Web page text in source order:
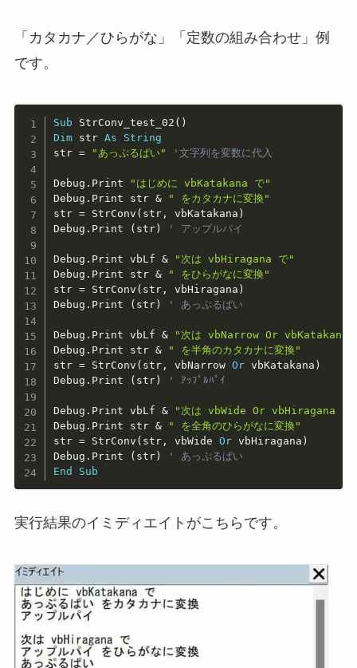
「カタカナ／ひらがな」「定数の組み合わせ」例
です。
Sub StrConv_test_02 ( )
Dim str As
String
str = "あっぷるぱい" '文字列を変数に代入
Debug . Print
"はじめに vbKatakana で"
Debug . Print str &
" をカタカナに変換"
str = StrConv ( str , vbKatakana )
Debug . Print ( str ) ' アップルパイ
Debug . Print vbLf &
"次は vbHiragana で"
Debug . Print str &
" をひらがなに変換"
str = StrConv ( str , vbHiragana )
Debug . Print ( str ) ' あっぷるぱい
Debug . Print vbLf &
"次は vbNarrow Or vbKatakana
Debug . Print str &
" を半角のカタカナに変換"
str = StrConv ( str , vbNarrow Or vbKatakana )
Debug . Print ( str ) ' ｱｯﾌﾟﾙﾊﾟｲ
Debug . Print vbLf &
"次は vbWide Or vbHiragana で
Debug . Print str &
" を全角のひらがなに変換"
str = StrConv ( str , vbWide Or vbHiragana )
Debug . Print ( str )
' あっぷるぱい
End
Sub
実行結果のイミディエイトがこちらです。